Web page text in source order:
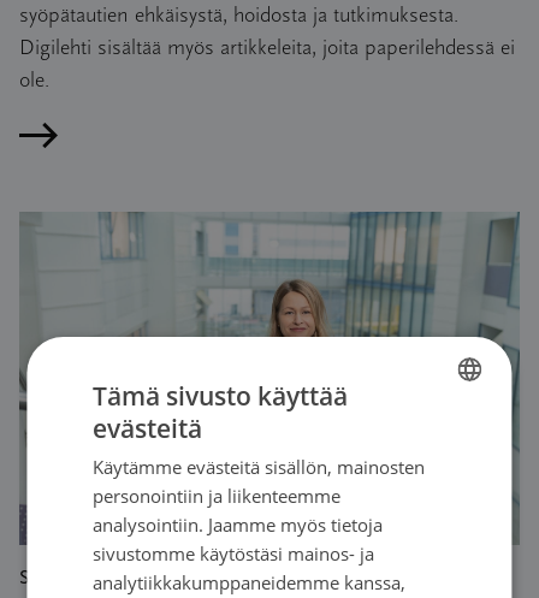
syöpätautien ehkäisystä, hoidosta ja tutkimuksesta.
Digilehti sisältää myös artikkeleita, joita paperilehdessä ei
ole.
Lue artikkeli
Syöpä-lehti | 2020
SWEDISH
Tämä sivusto käyttää
evästeitä
Käytämme evästeitä sisällön, mainosten
personointiin ja liikenteemme
analysointiin. Jaamme myös tietoja
sivustomme käytöstäsi mainos- ja
analytiikkakumppaneidemme kanssa,